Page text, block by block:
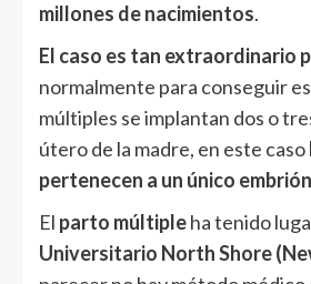
millones de nacimientos.
El caso es tan extraordinario
normalmente para conseguir
múltiples se implantan dos o
útero de la madre, en este caso
pertenecen a un único embrión
El parto múltipleha tenido
Universitario North Shore